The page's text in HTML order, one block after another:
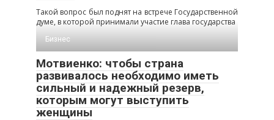
Такой вопрос был поднят на встрече Государственной
думе, в которой принимали участие глава государства
Бизнес
Мотвиенко: чтобы страна
развивалось необходимо иметь
сильный и надежный резерв,
которым могут выступить
женщины